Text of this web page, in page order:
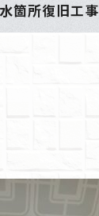
箇所復旧工事